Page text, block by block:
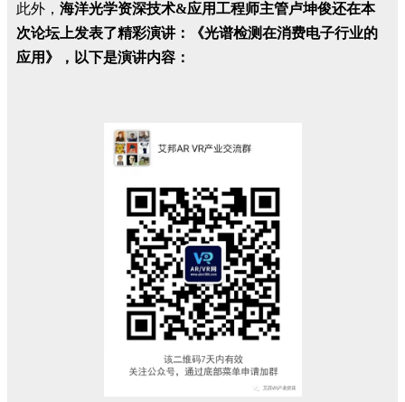
此外， 海洋光学资深技术&应用工程师主管卢坤俊还在本
次论坛上发表了精彩演讲：《光谱检测在消费电子行业的
应用》，以下是演讲内容：